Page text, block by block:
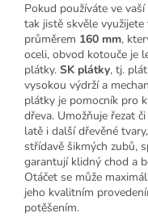
Pokud používáte ve
tak jistě skvěle využijete
průměrem 160 mm,
oceli, obvod kotouče je
plátky. SK plátky, tj.
vysokou výdrží a
plátky je pomocník pro
dřeva. Umožňuje řezat
latě i další dřevěné
střídavě šikmých zubů,
garantují klidný chod a
Otáčet se může
jeho kvalitním
potěšením.